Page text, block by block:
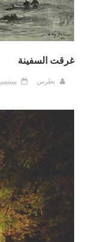
غرقت السفينة
بطرس سبتمبر 19, 2021